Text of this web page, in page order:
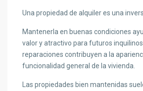
Una propiedad de alquiler es una
Mantenerla en buenas condiciones
valor y atractivo para futuros
reparaciones contribuyen a la
funcionalidad general de la vivienda.
Las propiedades bien mantenidas